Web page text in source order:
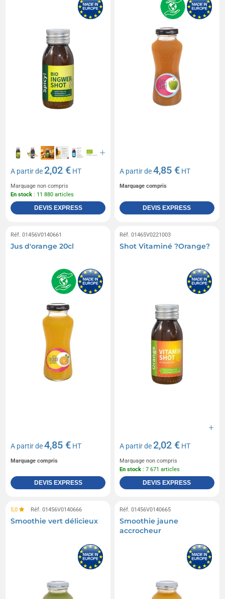
A partir de2,02 € HT
Marquage non compris
En stock : 11 880 articles
DEVIS EXPRESS
A partir de4,85 € HT
Marquage compris
DEVIS EXPRESS
Réf. 01456V0140661
Jus d'orange 20cl
A partir de4,85 € HT
Marquage compris
DEVIS EXPRESS
Réf. 01465V0221003
Shot Vitaminé ?Orange?
A partir de2,02 € HT
Marquage non compris
En stock : 7 671 articles
DEVIS EXPRESS
5,0 Réf. 01456V0140666
Smoothie vert délicieux
Réf. 01456V0140665
Smoothie jaune
accrocheur